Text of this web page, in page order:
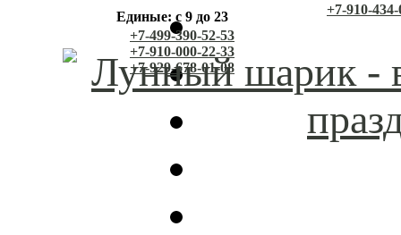
Единые: с 9 до 23
+7-499-390-52-53
+7-910-000-22-33
+7-929-678-01-08
+7-910-